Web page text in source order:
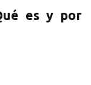
es y por